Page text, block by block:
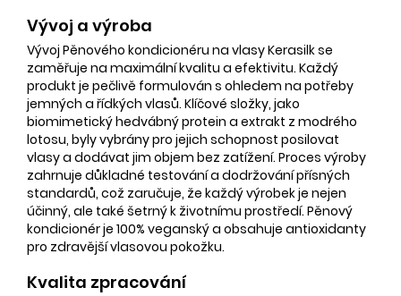
Vývoj a výroba
Vývoj Pěnového kondicionéru na vlasy Kerasilk se
zaměřuje na maximální kvalitu a efektivitu. Každý
produkt je pečlivě formulován s ohledem na potřeby
jemných a řídkých vlasů. Klíčové složky, jako
biomimetický hedvábný protein a extrakt z modrého
lotosu, byly vybrány pro jejich schopnost posilovat
vlasy a dodávat jim objem bez zatížení. Proces výroby
zahrnuje důkladné testování a dodržování přísných
standardů, což zaručuje, že každý výrobek je nejen
účinný, ale také šetrný k životnímu prostředí. Pěnový
kondicionér je 100% veganský a obsahuje antioxidanty
pro zdravější vlasovou pokožku.
Kvalita zpracování